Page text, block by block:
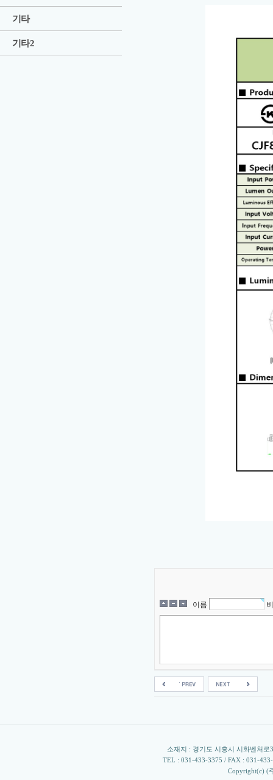
기타
기타2
이름
소재지 : 경기도 시흥시 시화벤처
TEL : 031-433-3375 / FAX : 031-
Copyright(c) (